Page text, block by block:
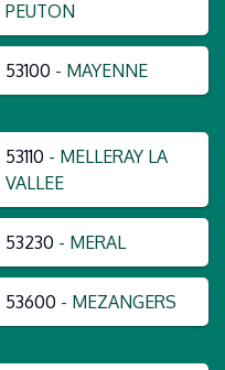
PEUTON
53100 - MAYENNE
53110 - MELLERAY LA
VALLEE
53230 - MERAL
53600 - MEZANGERS